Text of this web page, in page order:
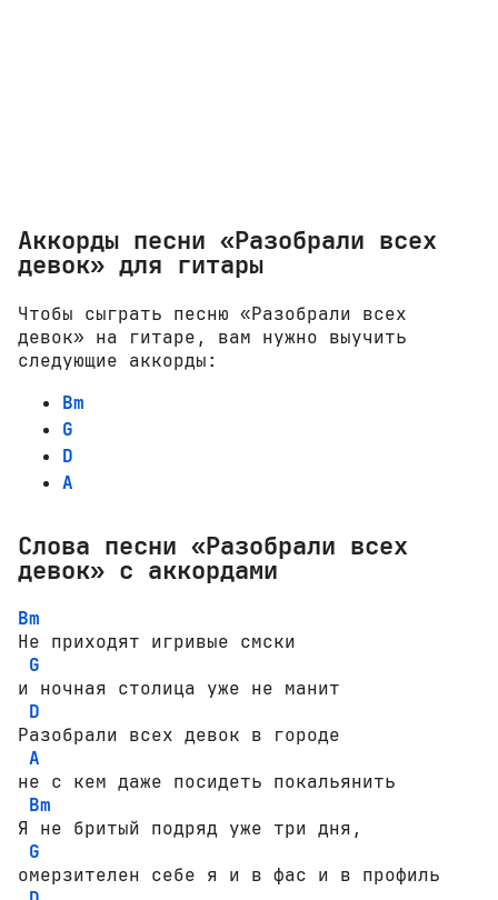
Аккорды песни «Разобрали всех
девок» для гитары
Чтобы сыграть песню «Разобрали всех
девок» на гитаре, вам нужно выучить
следующие аккорды:
Bm
G
D
A
Слова песни «Разобрали всех
девок» с аккордами
Bm
Не приходят игривые смски
G
и ночная столица уже не манит
D
Разобрали всех девок в городе
A
не с кем даже посидеть покальянить
Bm
Я не бритый подряд уже три дня,
G
омерзителен себе я и в фас и в профиль